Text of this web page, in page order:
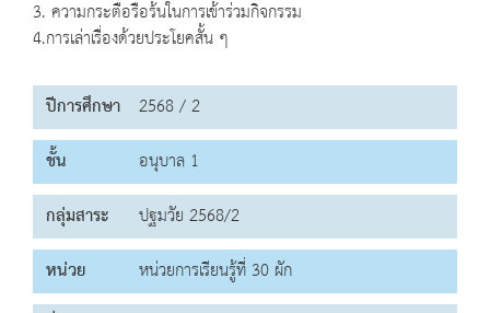
3. ความกระตือรือร้นในการเข้าร่วมกิจกรรม
4.การเล่าเรื่องด้วยประโยคสั้น ๆ
ปีการศึกษา 2568 / 2
ชั้น
อนุบาล 1
กลุ่มสาระ
ปฐมวัย 2568/2
หน่วย
หน่วยการเรียนรู้ที่ 30 ผัก